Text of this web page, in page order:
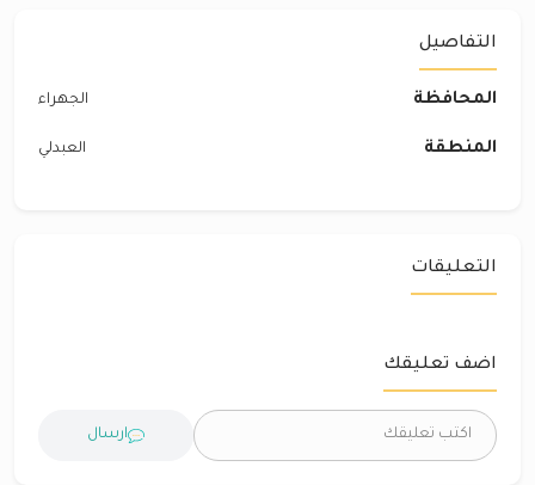
التفاصيل
المحافظة الجهراء
المنطقة العبدلي
التعليقات
اضف تعليقك
ارسال